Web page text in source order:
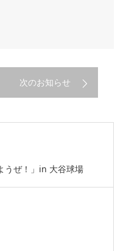
次のお知らせ
うぜ！」in 大谷球場